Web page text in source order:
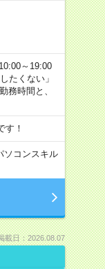
～19:00
たくない」
務時間と、
す！
ソコンスキル
載日：2026.08.07